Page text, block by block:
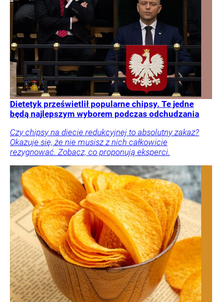
Dietetyk prześwietlił popularne chipsy. Te jedne
będą najlepszym wyborem podczas odchudzania
Czy chipsy na diecie redukcyjnej to absolutny zakaz?
Okazuje się, że nie musisz z nich całkowicie
rezygnować. Zobacz, co proponują eksperci.